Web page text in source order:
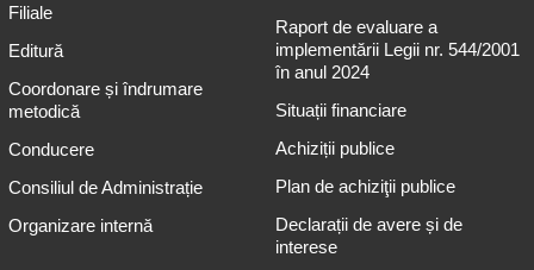
Filiale
Editură
Coordonare și îndrumare
metodică
Conducere
Consiliul de Administrație
Organizare internă
Raport de evaluare a
implementării Legii nr. 544/2001
în anul 2024
Situații financiare
Achiziții publice
Plan de achiziţii publice
Declarații de avere și de
interese